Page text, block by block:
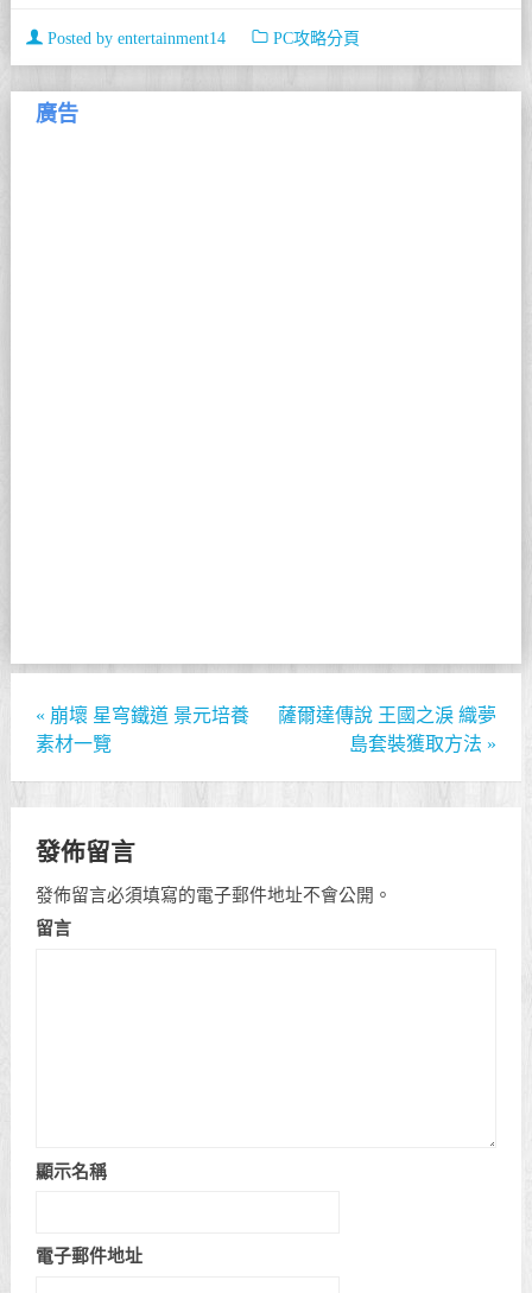
Posted by entertainment14 PC攻略分頁
廣告
« 崩壞 星穹鐵道 景元培養
素材一覽
薩爾達傳說 王國之淚 織夢
島套裝獲取方法 »
發佈留言
發佈留言必須填寫的電子郵件地址不會公開。
留言
顯示名稱
電子郵件地址